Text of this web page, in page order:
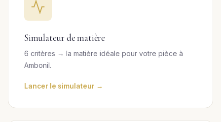
Simulateur de matière
6 critères → la matière idéale pour votre pièce à
Ambonil.
Lancer le simulateur →